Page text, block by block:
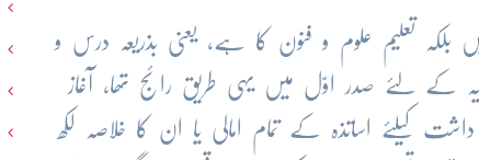
بلکہ تعلیم علوم و فنون کا ہے، یعنی بذریعہ درس و
کے لئے صدر اوّل میں یہی طریق رائج تھا، آغاز
کیلئے اساتذہ کے تمام امالی یا ان کا خلاصہ لکھ